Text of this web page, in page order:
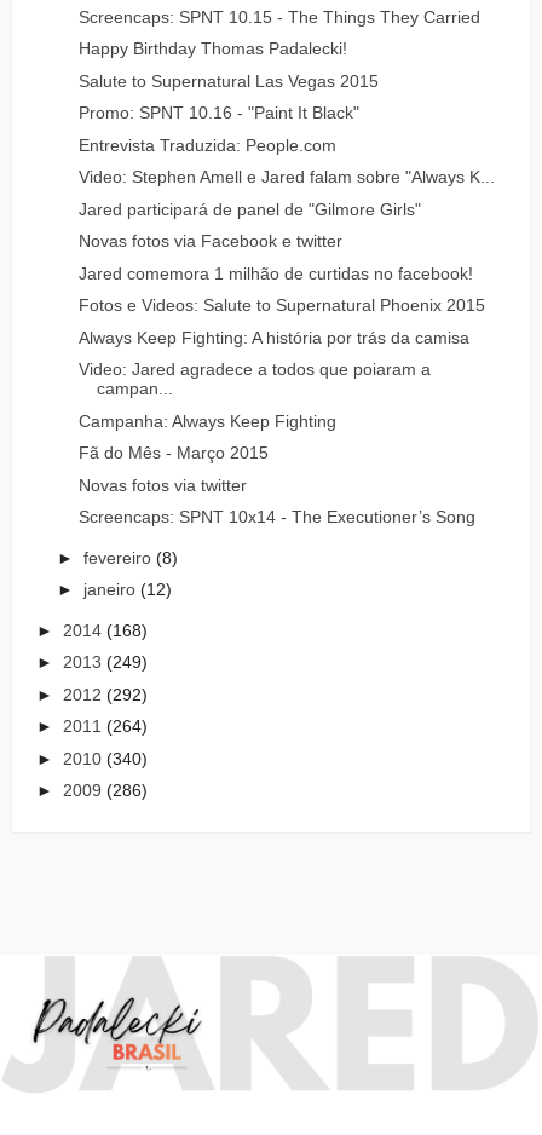
Screencaps: SPNT 10.15 - The Things They Carried
Happy Birthday Thomas Padalecki!
Salute to Supernatural Las Vegas 2015
Promo: SPNT 10.16 - "Paint It Black"
Entrevista Traduzida: People.com
Video: Stephen Amell e Jared falam sobre "Always K...
Jared participará de panel de "Gilmore Girls"
Novas fotos via Facebook e twitter
Jared comemora 1 milhão de curtidas no facebook!
Fotos e Videos: Salute to Supernatural Phoenix 2015
Always Keep Fighting: A história por trás da camisa
Video: Jared agradece a todos que poiaram a
campan...
Campanha: Always Keep Fighting
Fã do Mês - Março 2015
Novas fotos via twitter
Screencaps: SPNT 10x14 - The Executioner’s Song
► fevereiro (8)
► janeiro (12)
► 2014 (168)
► 2013 (249)
► 2012 (292)
► 2011 (264)
► 2010 (340)
► 2009 (286)